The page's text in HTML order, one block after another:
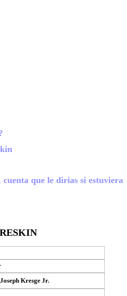
que le dirias si estuviera
Kresge Jr.